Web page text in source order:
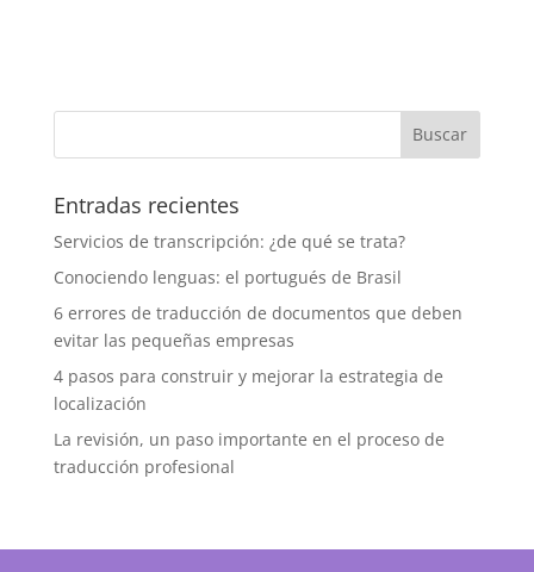
Entradas recientes
Servicios de transcripción: ¿de qué se trata?
Conociendo lenguas: el portugués de Brasil
6 errores de traducción de documentos que deben
evitar las pequeñas empresas
4 pasos para construir y mejorar la estrategia de
localización
La revisión, un paso importante en el proceso de
traducción profesional